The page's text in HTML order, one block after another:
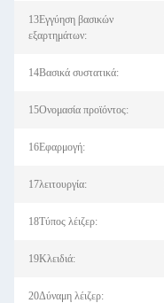
13Εγγύηση βασικών
εξαρτημάτων:
14Βασικά συστατικά:
15Ονομασία προϊόντος:
16Εφαρμογή:
17λειτουργία:
18Τύπος λέιζερ:
19Κλειδιά:
20Δύναμη λέιζερ: